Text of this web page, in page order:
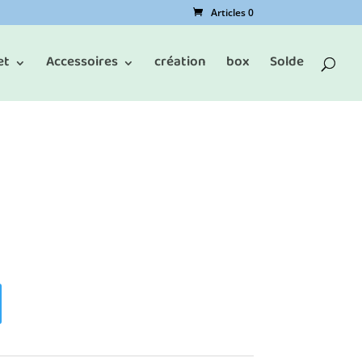
Articles 0
Accessoires création box Solde